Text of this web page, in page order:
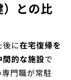
との比
に在宅復帰を
的な施設で
門職が常駐